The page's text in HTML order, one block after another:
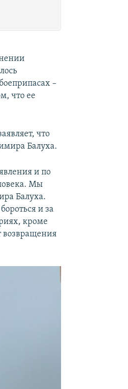
–
что ее
что
Балуха.
и по
Мы
Балуха.
и за
кроме
возвращения